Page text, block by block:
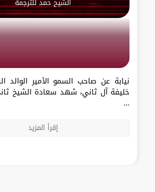
نيابة عن صاحب السمو الأمير الوالد
خليفة آل ثاني، شهد سعادة الشيخ
...
إقرأ المزيد